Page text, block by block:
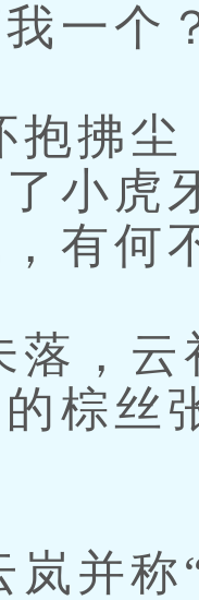
一个
拂尘
小虎
有何
，云
棕丝
并称